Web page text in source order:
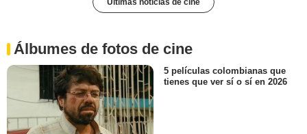
Últimas noticias de cine
Álbumes de fotos de cine
5 películas colombianas que
tienes que ver sí o sí en 2026